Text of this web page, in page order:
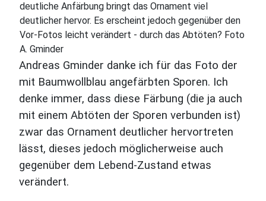
deutliche Anfärbung bringt das Ornament viel
deutlicher hervor. Es erscheint jedoch gegenüber den
Vor-Fotos leicht verändert - durch das Abtöten? Foto
A. Gminder
Andreas Gminder danke ich für das Foto der
mit Baumwollblau angefärbten Sporen. Ich
denke immer, dass diese Färbung (die ja auch
mit einem Abtöten der Sporen verbunden ist)
zwar das Ornament deutlicher hervortreten
lässt, dieses jedoch möglicherweise auch
gegenüber dem Lebend-Zustand etwas
verändert.